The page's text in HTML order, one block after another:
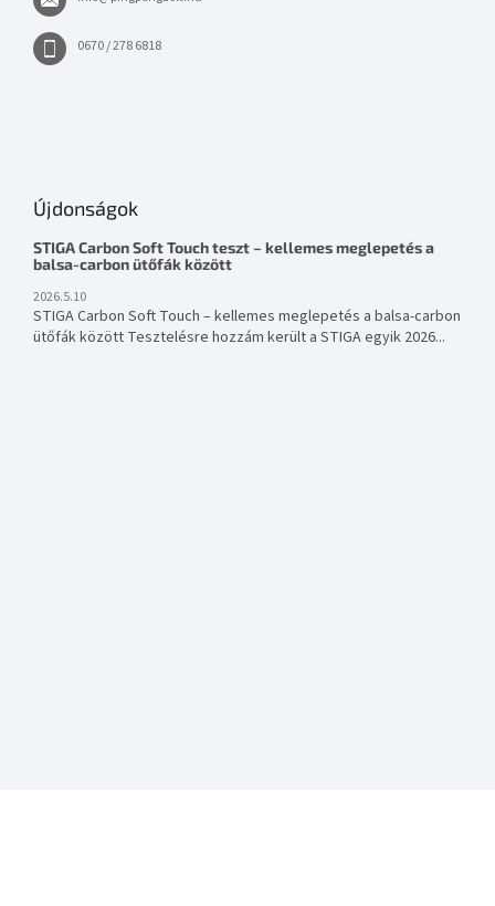
0670 / 278 6818
Újdonságok
STIGA Carbon Soft Touch teszt – kellemes meglepetés a
balsa-carbon ütőfák között
2026.5.10
STIGA Carbon Soft Touch – kellemes meglepetés a balsa-carbon
ütőfák között Tesztelésre hozzám került a STIGA egyik 2026...